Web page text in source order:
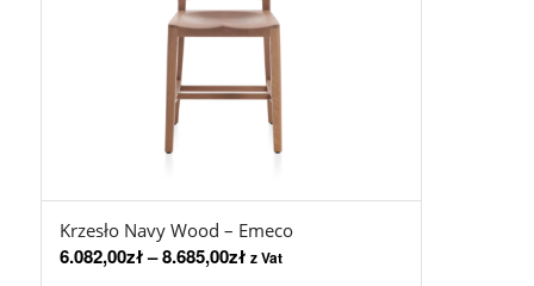
Krzesło Navy Wood – Emeco
6.082,00zł–8.685,00zł z Vat